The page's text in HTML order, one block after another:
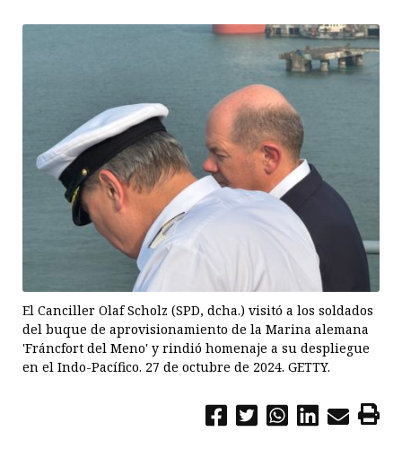
El Canciller Olaf Scholz (SPD, dcha.) visitó a los soldados
del buque de aprovisionamiento de la Marina alemana
'Fráncfort del Meno' y rindió homenaje a su despliegue
en el Indo-Pacífico. 27 de octubre de 2024. GETTY.